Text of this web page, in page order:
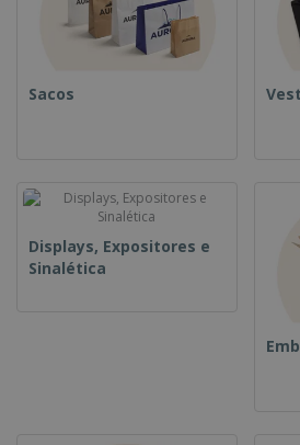
Sacos
Displays, Expositores e
Sinalética